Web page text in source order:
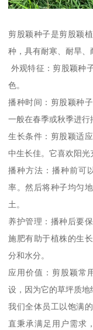
剪股颖种子是剪股颖
种，具有耐寒、耐旱、
外观特征：剪股颖种
色。
播种时间：剪股颖种
一般在春季或秋季进行
生长条件：剪股颖适
中生长佳。它喜欢阳光
播种方法：播种前可
率。然后将种子均匀
土。
养护管理：播种后要
施肥有助于植株的生
分和水分。
应用价值：剪股颖常
设，因为它的草坪质地
我们全体员工以饱满
直秉承满足用户需求